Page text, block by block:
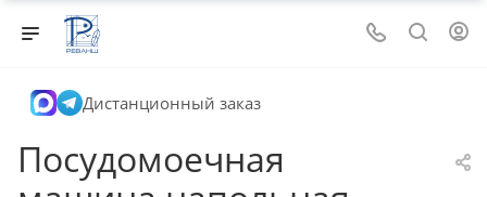
Дистанционный заказ
Посудомоечная